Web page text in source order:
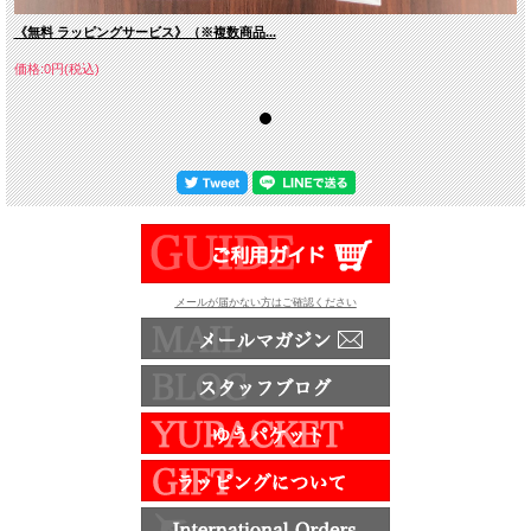
《無料 ラッピングサービス》（※複数商品...
価格:0円(税込)
メールが届かない方はご確認ください